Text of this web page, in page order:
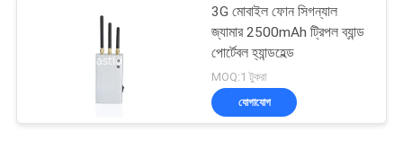
পাওয়ার এম্প্লিফায়ার মডিউল
3G মোবাইল ফোন সিগন্যাল
জ্যামার 2500mAh ট্রিপল ব্যান্ড
পোর্টেবল হ্যান্ডহেল্ড
MOQ:1 টুকরা
যোগাযোগ